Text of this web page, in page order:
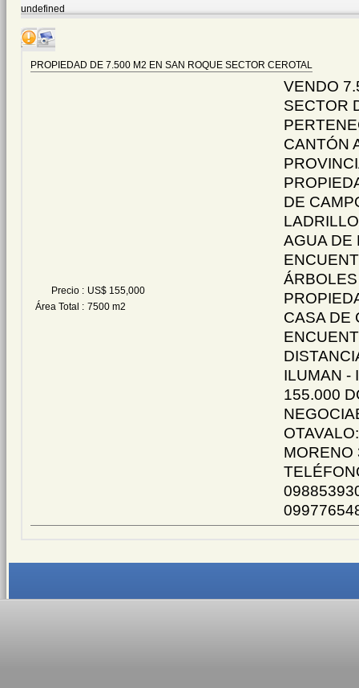
undefined
PROPIEDAD DE 7.500 M2 EN SAN ROQUE SECTOR CEROTAL
Precio : US$ 155,000
Área Total : 7500 m2
VENDO
SECTOR
CANTÓN
DE
AGUA DE
CASA DE
ILUMAN -
155.000
MORENO